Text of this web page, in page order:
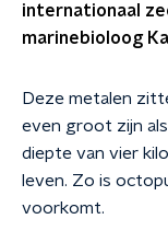
internationaal
marinebioloog
Deze metalen
even groot zijn
diepte van vier
leven. Zo is
voorkomt.